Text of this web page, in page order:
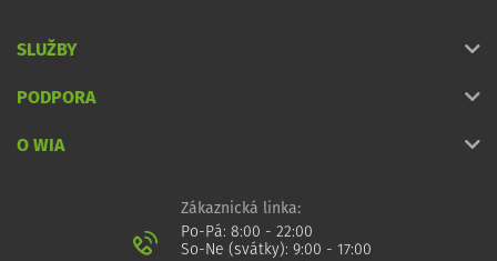
SLUŽBY
PODPORA
O WIA
Zákaznická linka:
Po-Pá: 8:00 - 22:00
So-Ne (svátky): 9:00 - 17:00